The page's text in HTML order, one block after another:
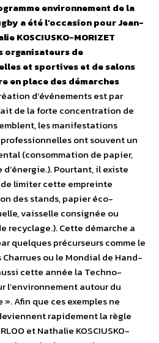
environnement de la
a été l’occasion pour Jean-
KOSCIUSKO-MORIZET
organisateurs de
et sportives et de salons
en place des démarches
d’événements est par
de la forte concentration de
les manifestations
ont souvent un
(consommation de papier,
Pourtant, il existe
limiter cette empreinte
des stands, papier éco-
vaisselle consignée ou
recyclage.). Cette démarche a
quelques précurseurs comme le
ou le Mondial de Hand-
cette année la Techno-
l’environnement autour du
Afin que ces exemples ne
rapidement la règle
et Nathalie KOSCIUSKO-